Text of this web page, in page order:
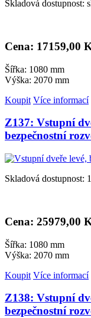
Skladová dostupnost:
Cena: 17159,00
Šířka: 1080 mm
Výška: 2070 mm
Koupit Více informací
Z137: Vstupní
bezpečnostní
Skladová dostupnost:
Cena: 25979,00
Šířka: 1080 mm
Výška: 2070 mm
Koupit Více informací
Z138: Vstupní
bezpečnostní